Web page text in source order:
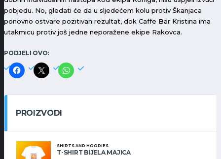
pobjedu. No, gledati će da u sljedećem kolu protiv Škanjaca
ponovno ostvare pozitivan rezultat, dok Caffe Bar Kristina ima
utakmicu protiv još jedne neporažene ekipe Rakovca.
PODJELI OVO:
PROIZVODI
SHIRTS AND HOODIES
T-SHIRT BIJELA MAJICA